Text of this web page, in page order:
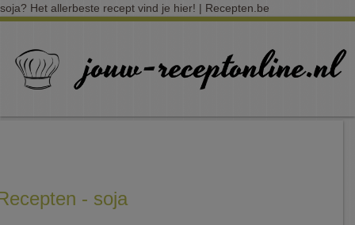
soja? Het allerbeste recept vind je hier! | Recepten.be
- soja